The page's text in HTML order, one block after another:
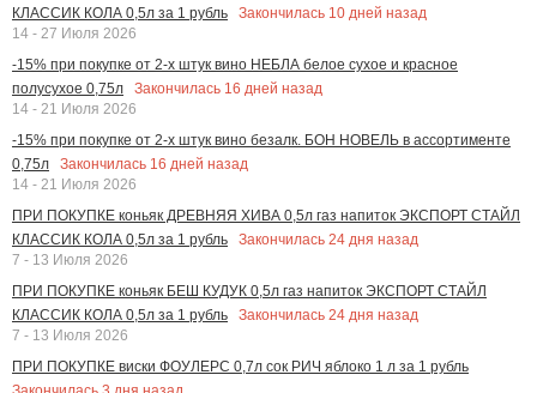
КЛАССИК КОЛА 0,5л за 1 рубль
Закончилась 10 дней назад
14 - 27 Июля 2026
-15% при покупке от 2-х штук вино НЕБЛА белое сухое и красное
полусухое 0,75л
Закончилась 16 дней назад
14 - 21 Июля 2026
-15% при покупке от 2-х штук вино безалк. БОН НОВЕЛЬ в ассортименте
0,75л
Закончилась 16 дней назад
14 - 21 Июля 2026
ПРИ ПОКУПКЕ коньяк ДРЕВНЯЯ ХИВА 0,5л газ напиток ЭКСПОРТ СТАЙЛ
КЛАССИК КОЛА 0,5л за 1 рубль
Закончилась 24 дня назад
7 - 13 Июля 2026
ПРИ ПОКУПКЕ коньяк БЕШ КУДУК 0,5л газ напиток ЭКСПОРТ СТАЙЛ
КЛАССИК КОЛА 0,5л за 1 рубль
Закончилась 24 дня назад
7 - 13 Июля 2026
ПРИ ПОКУПКЕ виски ФОУЛЕРС 0,7л сок РИЧ яблоко 1 л за 1 рубль